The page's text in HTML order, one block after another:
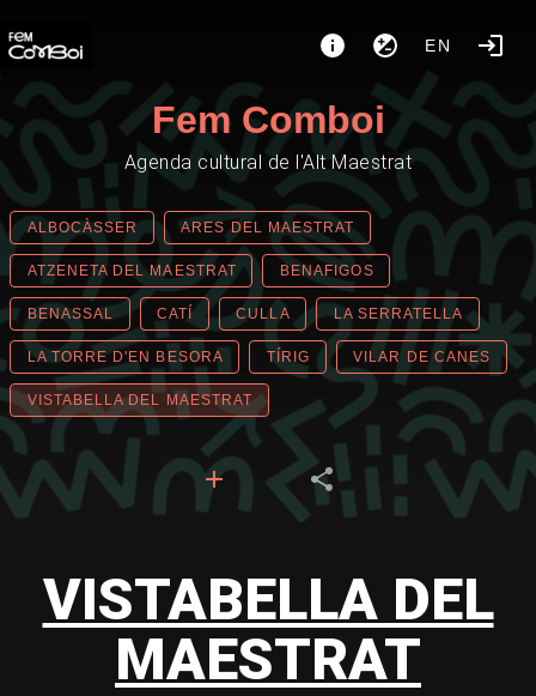
EN
Fem Comboi
Agenda cultural de l'Alt Maestrat
ALBOCÀSSER ARES DEL MAESTRAT
ATZENETA DEL MAESTRAT BENAFIGOS
BENASSAL CATÍ CULLA LA SERRATELLA
LA TORRE D'EN BESORA TÍRIG VILAR DE CANES
VISTABELLA DEL MAESTRAT
VISTABELLA DEL
MAESTRAT